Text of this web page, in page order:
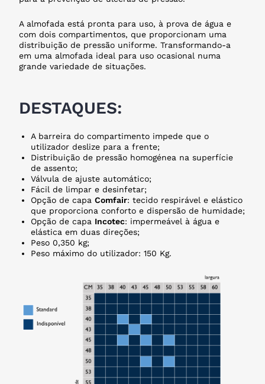
A almofada está pronta para uso, à prova de água e
com dois compartimentos, que proporcionam uma
distribuição de pressão uniforme. Transformando-a
em uma almofada ideal para uso ocasional numa
grande variedade de situações.
DESTAQUES:
A barreira do compartimento impede que o
utilizador deslize para a frente;
Distribuição de pressão homogénea na superfície
de assento;
Válvula de ajuste automático;
Fácil de limpar e desinfetar;
Opção de capaComfair: tecido respirável e elástico
que proporciona conforto e dispersão de humidade;
Opção de capa Incotec: impermeável à água e
elástica em duas direções;
Peso 0,350 kg;
Peso máximo do utilizador: 150 Kg.